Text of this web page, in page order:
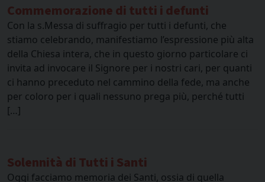
Commemorazione di tutti i defunti
Con la s.Messa di suffragio per tutti i defunti, che
stiamo celebrando, manifestiamo l’espressione più alta
della Chiesa intera, che in questo giorno particolare ci
invita ad invocare il Signore per i nostri cari, per quanti
ci hanno preceduto nel cammino della fede, ma anche
per coloro per i quali nessuno prega più, perché tutti
[…]
Solennità di Tutti i Santi
Oggi facciamo memoria dei Santi, ossia di quella